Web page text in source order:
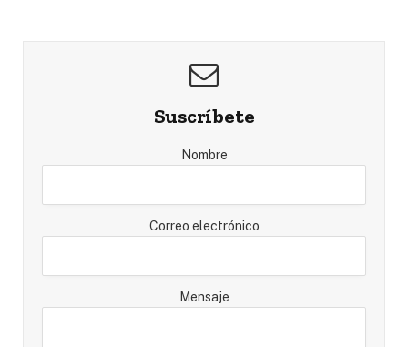
Suscríbete
Nombre
Correo electrónico
Mensaje